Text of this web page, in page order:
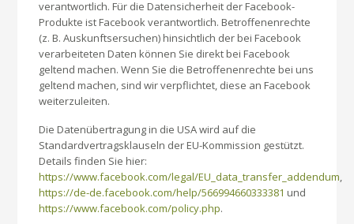
verantwortlich. Für die Datensicherheit der Facebook-
Produkte ist Facebook verantwortlich. Betroffenenrechte
(z. B. Auskunftsersuchen) hinsichtlich der bei Facebook
verarbeiteten Daten können Sie direkt bei Facebook
geltend machen. Wenn Sie die Betroffenenrechte bei uns
geltend machen, sind wir verpflichtet, diese an Facebook
weiterzuleiten.
Die Datenübertragung in die USA wird auf die
Standardvertragsklauseln der EU-Kommission gestützt.
Details finden Sie hier:
https://www.facebook.com/legal/EU_data_transfer_addendum,
https://de-de.facebook.com/help/566994660333381 und
https://www.facebook.com/policy.php.